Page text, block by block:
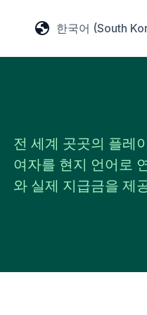
한국어 (South
전 세계 곳곳의 플레
여자를 현지 언어로
와 실제 지급금을 제